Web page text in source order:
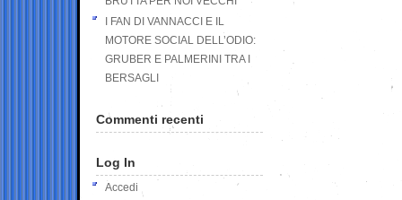
I FAN DI VANNACCI E IL
MOTORE SOCIAL DELL’ODIO:
GRUBER E PALMERINI TRA I
BERSAGLI
Commenti recenti
Log In
Accedi